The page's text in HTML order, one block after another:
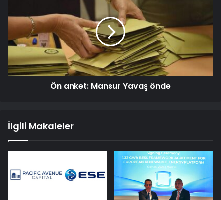
Ön anket: Mansur Yavaş önde
İlgili Makaleler